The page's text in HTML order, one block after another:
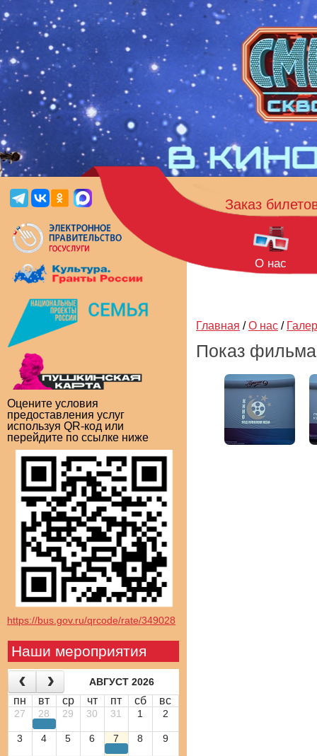
Оцените условия
предоставления услуг
используя QR-код или
перейдите по ссылке ниже
https://bus.gov.ru/qrcode/rate/349028
Наши мероприятия
АВГУСТ 2026
пн вт ср чт пт сб вс
27 28 29 30 31 1 2
3 4 5 6 7 8 9
Заказ
О нас
Главная / О нас /
Показ